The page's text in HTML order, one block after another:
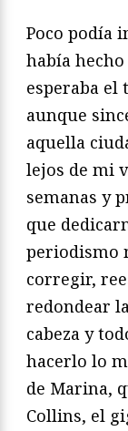
Poco podía
había
esperaba el
aunque
aquella
lejos de mi
semanas y
que
periodismo
corregir,
redondear
cabeza y
hacerlo lo
de Marina,
Collins, el